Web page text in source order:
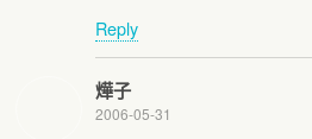
Reply
燁子
2006-05-31